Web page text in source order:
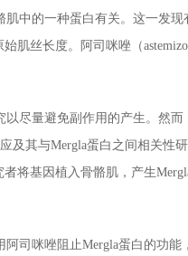
中的一种蛋白有关。这一发
肌丝长度。阿司咪唑（
尽量避免副作用的产生。然
及其与Mergla蛋白之间相关
将基因植入骨骼肌，产生
司咪唑阻止Mergla蛋白的功